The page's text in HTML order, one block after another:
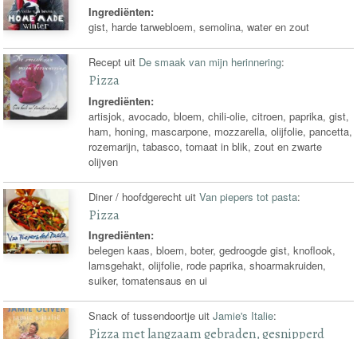
Ingrediënten:
gist, harde tarwebloem, semolina, water en zout
Recept uit De smaak van mijn herinnering:
Pizza
Ingrediënten:
artisjok, avocado, bloem, chili-olie, citroen, paprika, gist,
ham, honing, mascarpone, mozzarella, olijfolie, pancetta,
rozemarijn, tabasco, tomaat in blik, zout en zwarte
olijven
Diner / hoofdgerecht uitVan piepers tot pasta:
Pizza
Ingrediënten:
belegen kaas, bloem, boter, gedroogde gist, knoflook,
lamsgehakt, olijfolie, rode paprika, shoarmakruiden,
suiker, tomatensaus en ui
Snack of tussendoortje uitJamie's Italie:
Pizza met langzaam gebraden, gesnipperd